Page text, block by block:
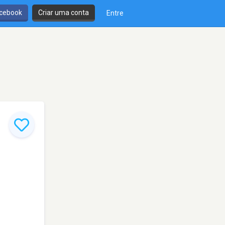
Criar uma conta Entre